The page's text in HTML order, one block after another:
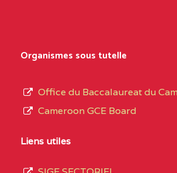
CENTRE
COLLEGE
SAINT
du
Organismes sous tutelle
Office du Baccalaureat du
Cameroon GCE Board
Liens utiles